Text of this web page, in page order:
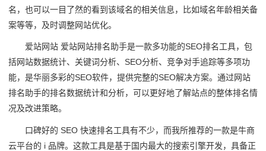
名，也可以一目了然的看到该域名的相关信息，比如域名年龄相关备
案等等，及时调整网站优化。
爱站网站 爱站网站排名助手是一款多功能的SEO排名工具，包
括网站数据统计、关键词分析、SEO分析、竞争对手追踪等多项功
能，是华丽多彩的SEO软件，提供完整的SEO解决方案。通过网站
排名助手的排名数据统计和分析，可以更好地了解站点的整体排名情
况及改进策略。
口碑好的 SEO 快速排名工具有不少，而我所推荐的一款是牛商
云平台的 i 品牌。这款工具是基于国内最大的搜索引擎开发，具备正